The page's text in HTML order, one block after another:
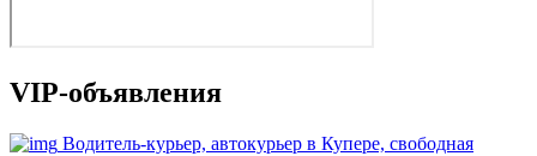
VIP-объявления
Водитель-курьер, автокурьер в Купере, свободная